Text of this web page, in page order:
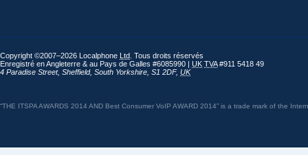
Copyright ©2007–2026 Localphone Ltd . Tous droits réservés
Enregistré en Angleterre & au Pays de Galles #6085990 | UK TVA#911 5418 49
4 Paradise Street, Sheffield, South Yorkshire S1 2DF, UK
“THE ITSPA AWARDS 2014 AND Best Consumer VoIP AWARD 2014” is a trade mark of the